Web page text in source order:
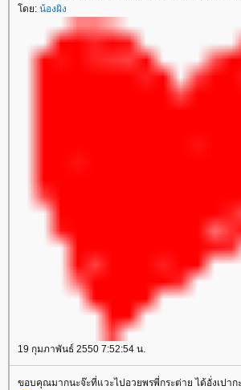
ดย: น้องผิง
19 กุมภาพันธ์ 2550 7:52:54 น.
ขอบคุณมากนะจ๊ะที่แวะไปอวยพรพี่กระต่าย ได้อั่งเปา